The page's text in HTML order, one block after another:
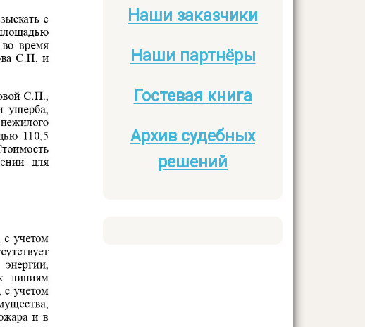
Боковое
меню
Наши заказчики
Наши партнёры
Гостевая книга
Архив судебных
решений